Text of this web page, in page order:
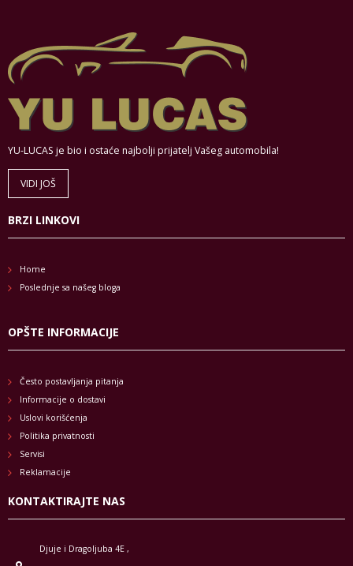
YU-LUCAS je bio i ostaće najbolji prijatelj Vašeg automobila!
VIDI JOŠ
BRZI LINKOVI
Home
Poslednje sa našeg bloga
OPŠTE INFORMACIJE
Često postavljanja pitanja
Informacije o dostavi
Uslovi korišćenja
Politika privatnosti
Servisi
Reklamacije
KONTAKTIRAJTE NAS
Djuje i Dragoljuba 4E ,